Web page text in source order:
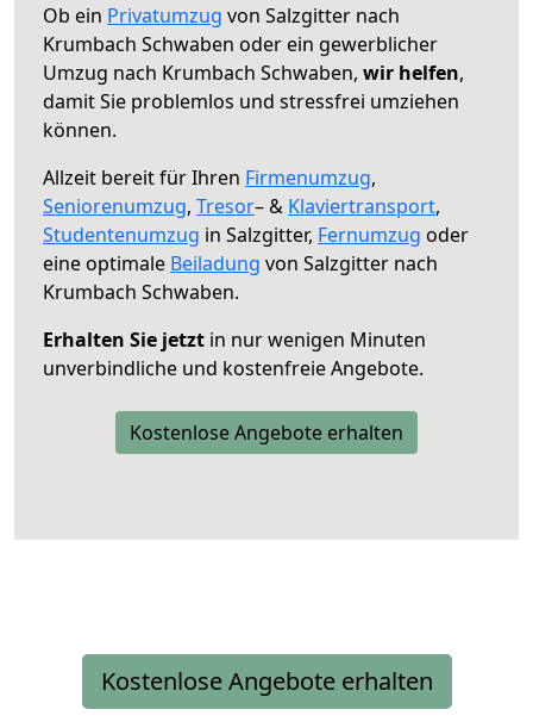
Ob ein Privatumzug von Salzgitter nach
Krumbach Schwaben oder ein gewerblicher
Umzug nach Krumbach Schwaben, wir helfen,
damit Sie problemlos und stressfrei umziehen
können.
Allzeit bereit für Ihren Firmenumzug,
Seniorenumzug, Tresor– & Klaviertransport,
Studentenumzug in Salzgitter, Fernumzug oder
eine optimale Beiladung von Salzgitter nach
Krumbach Schwaben.
Erhalten Sie jetzt in nur wenigen Minuten
unverbindliche und kostenfreie Angebote.
Kostenlose Angebote erhalten
Kostenlose Angebote erhalten